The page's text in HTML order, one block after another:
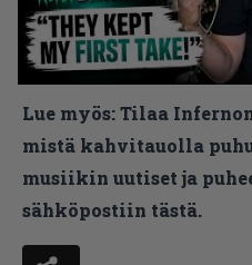
Lue myös:Tilaa
mistä kahvitauolla
musiikin uutiset ja
sähköpostiin tästä.